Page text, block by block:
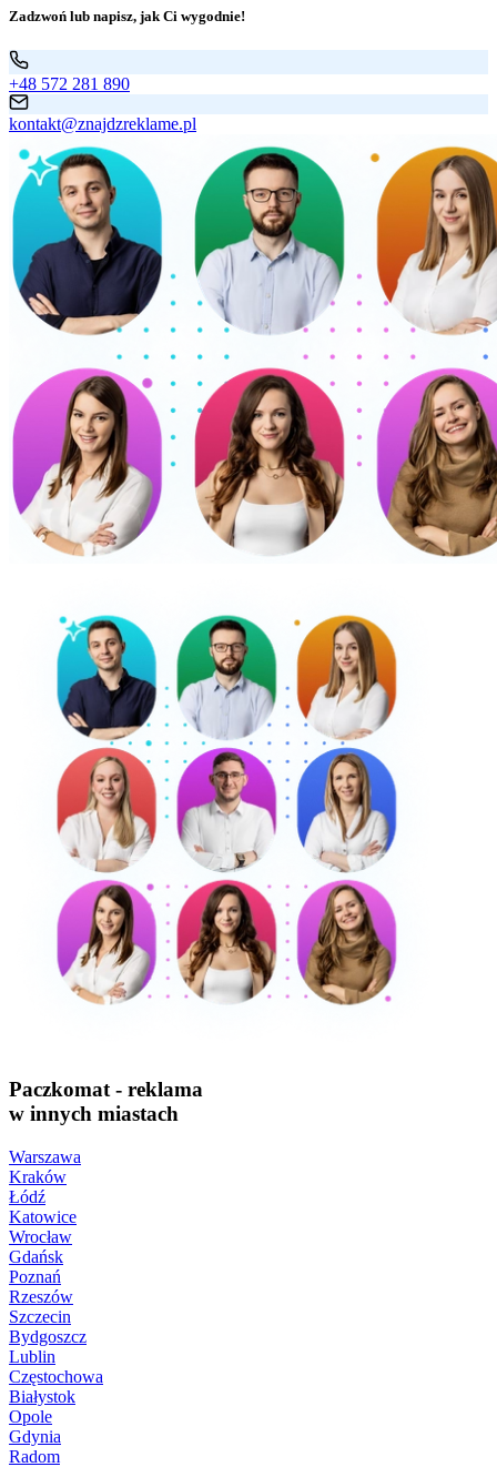
Zadzwoń lub napisz, jak Ci wygodnie!
+48 572 281 890
kontakt@znajdzreklame.pl
Paczkomat - reklama
w innych miastach
Warszawa
Kraków
Łódź
Katowice
Wrocław
Gdańsk
Poznań
Rzeszów
Szczecin
Bydgoszcz
Lublin
Częstochowa
Białystok
Opole
Gdynia
Radom